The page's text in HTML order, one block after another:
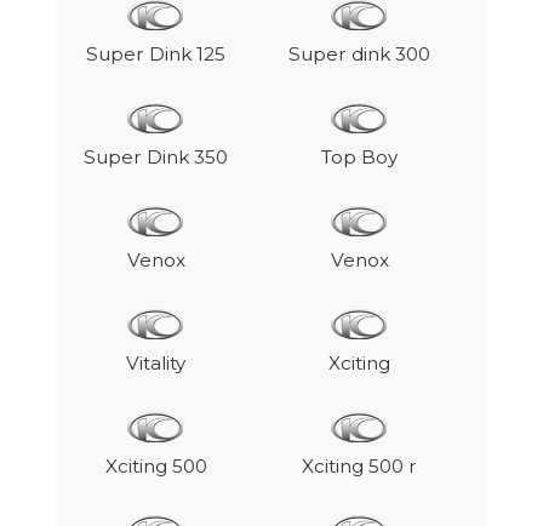
Super Dink 125 Super dink 300
Super Dink 350 Top Boy
Venox Venox
Vitality Xciting
Xciting 500 Xciting 500 r